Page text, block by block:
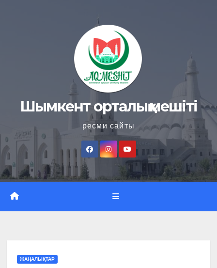
Шымкент орталық мешіті
ресми сайты
ЖАҢАЛЫҚТАР